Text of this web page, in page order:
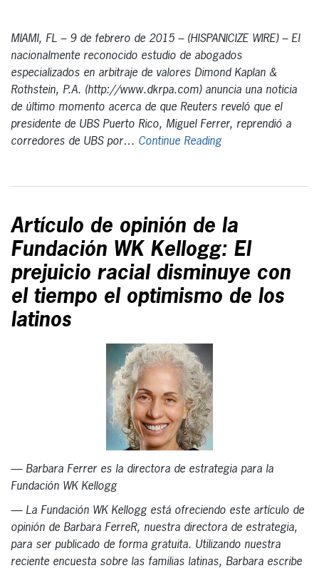
MIAMI, FL – 9 de febrero de 2015 – (HISPANICIZE WIRE) – El
nacionalmente reconocido estudio de abogados
especializados en arbitraje de valores Dimond Kaplan &
Rothstein, P.A. (http://www.dkrpa.com) anuncia una noticia
de último momento acerca de que Reuters reveló que el
presidente de UBS Puerto Rico, Miguel Ferrer, reprendió a
corredores de UBS por… Continue Reading
Artículo de opinión de la
Fundación WK Kellogg: El
prejuicio racial disminuye con
el tiempo el optimismo de los
latinos
— Barbara Ferrer es la directora de estrategia para la
Fundación WK Kellogg
— La Fundación WK Kellogg está ofreciendo este artículo de
opinión de Barbara FerreR, nuestra directora de estrategia,
para ser publicado de forma gratuita. Utilizando nuestra
reciente encuesta sobre las familias latinas, Barbara escribe